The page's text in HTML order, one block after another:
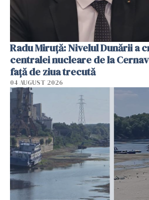
Radu Miruţă: Nivelul Dunării a
centralei nucleare de la
faţă de ziua trecută
04 AUGUST 2026